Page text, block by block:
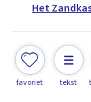
Het
favoriet tekst